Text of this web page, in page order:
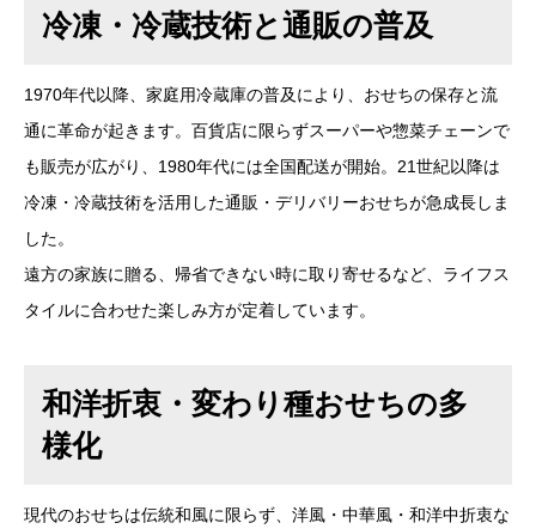
冷凍・冷蔵技術と通販の普及
1970年代以降、家庭用冷蔵庫の普及により、おせちの保存と流
通に革命が起きます。百貨店に限らずスーパーや惣菜チェーンで
も販売が広がり、1980年代には全国配送が開始。21世紀以降は
冷凍・冷蔵技術を活用した通販・デリバリーおせちが急成長しま
した。
遠方の家族に贈る、帰省できない時に取り寄せるなど、ライフス
タイルに合わせた楽しみ方が定着しています。
和洋折衷・変わり種おせちの多
様化
現代のおせちは伝統和風に限らず、洋風・中華風・和洋中折衷な